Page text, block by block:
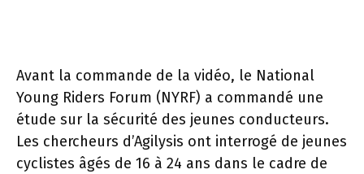
Avant la commande de la vidéo, le National
Young Riders Forum (NYRF) a commandé une
étude sur la sécurité des jeunes conducteurs.
Les chercheurs d’Agilysis ont interrogé de jeunes
cyclistes âgés de 16 à 24 ans dans le cadre de